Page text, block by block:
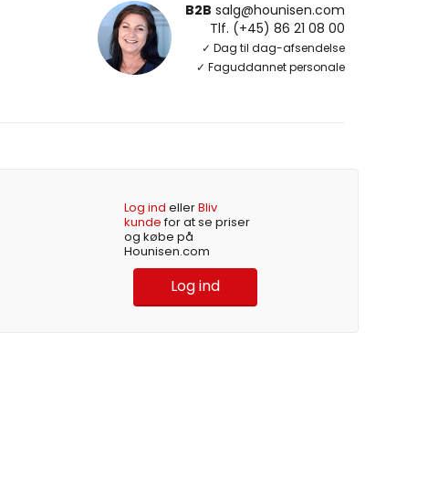
B2B salg@hounisen.com
Tlf. (+45) 86 21 08 00
✓ Dag til dag-afsendelse
✓ Faguddannet personale
Log ind ellerBliv
kundefor at se priser
og købe på
Hounisen.com
Log ind